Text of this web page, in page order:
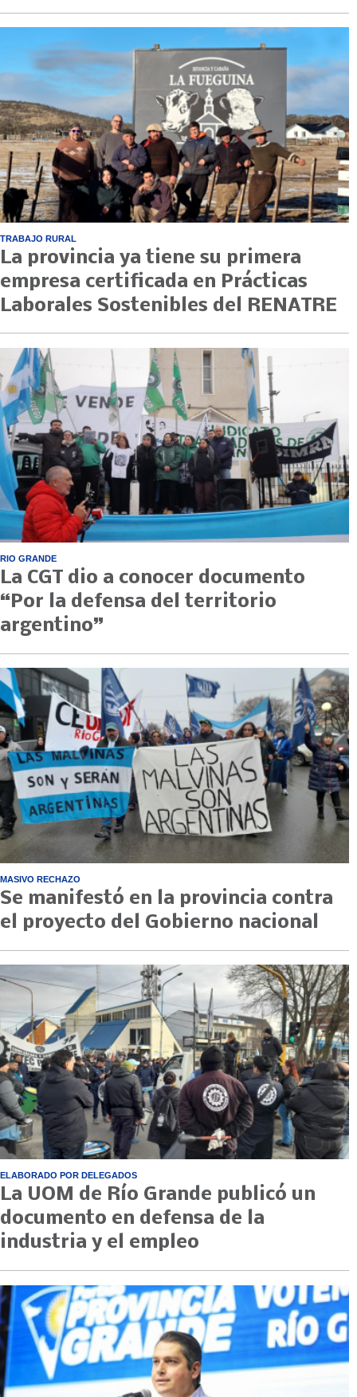
TRABAJO RURAL
La provincia ya tiene su primera
empresa certificada en Prácticas
Laborales Sostenibles del RENATRE
RIO GRANDE
La CGT dio a conocer documento
“Por la defensa del territorio
argentino”
MASIVO RECHAZO
Se manifestó en la provincia contra
el proyecto del Gobierno nacional
ELABORADO POR DELEGADOS
La UOM de Río Grande publicó un
documento en defensa de la
industria y el empleo